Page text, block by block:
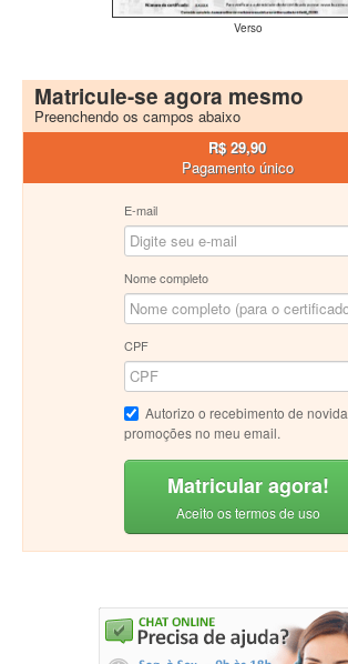
Verso
Matricule-se agora mesmo
Preenchendo os campos abaixo
R$ 29,90
Pagamento único
E-mail
Nome completo
CPF
Autorizo o recebimento de
promoções no meu email.
Matricular agora!
Aceito os termos de uso